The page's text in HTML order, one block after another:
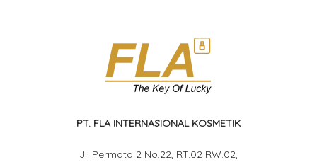
PT. FLA INTERNASIONAL KOSMETIK
Jl. Permata 2 No.22, RT.02 RW.02,